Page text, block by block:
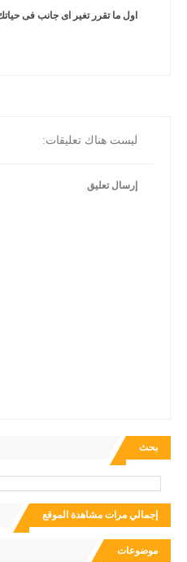
اول ما تقرر تغير اى جانب فى
ليست هناك تعليقات:
إرسال تعليق
بحث
إجمالي مرات مشاهدة الموقع
موضوعات